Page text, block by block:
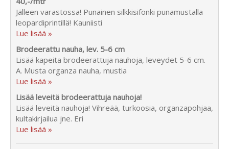
Jälleen varastossa! Punainen silkkisifonki punamustalla
leopardiprintillä! Kauniisti
Lue lisää »
Brodeerattu nauha, lev. 5-6 cm
Lisää kapeita brodeerattuja nauhoja, leveydet 5-6 cm.
A. Musta organza nauha, mustia
Lue lisää »
Lisää leveitä brodeerattuja nauhoja!
Lisää leveitä nauhoja! Vihreää, turkoosia, organzapohjaa,
kultakirjailua jne. Eri
Lue lisää »